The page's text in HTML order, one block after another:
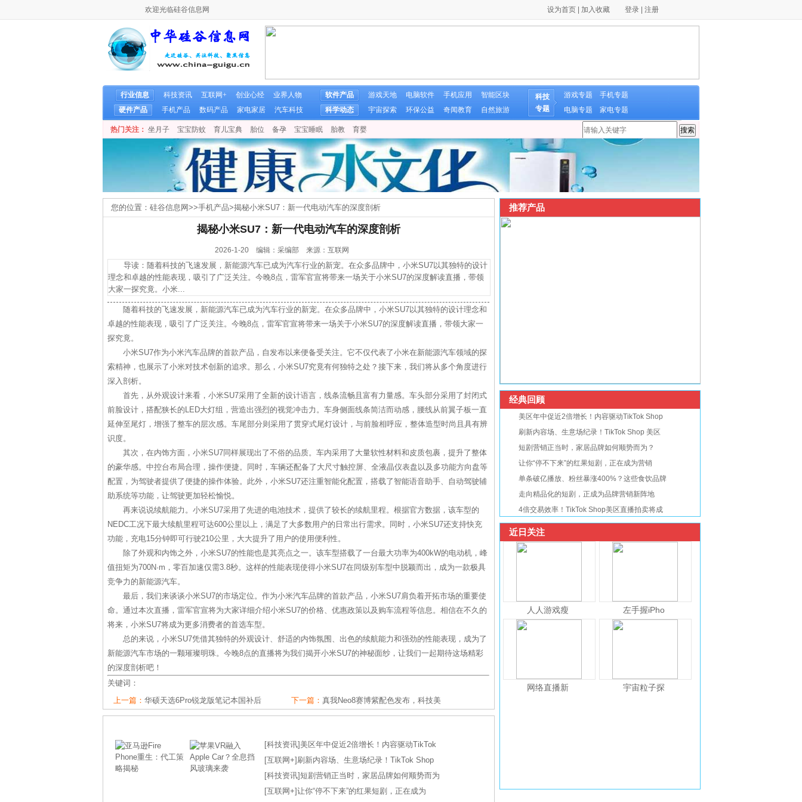
欢迎光临硅谷信息网 设为首页 加入收藏 登录 注册
行业信息 科技资讯 互联网+ 创业心经
业界人物
硬件产品
手机产品 数码产品 家电家居 汽车科技
软件产品 游戏天地 电脑软件 手机应用
智能区块
科学动态
宇宙探索 环保公益 奇闻教育 自然旅游
科技
专题
游戏专题
手机专题
电脑专题
家电专题
热门关注： 坐月子 宝宝防蚊 育儿宝典 胎位 备孕 宝宝睡眠 胎教 育婴
您的位置： 硅谷信息网>>手机产品>揭秘小米SU7：新一代电动汽车的深度剖析
揭秘小米SU7：新一代电动汽车的深度剖析
2026-1-20 编辑：采编部 来源：互联网
导读：随着科技的飞速发展，新能源汽车已成为汽车行业的新宠。在众多品牌中，小米SU7以其独特的设计
理念和卓越的性能表现，吸引了广泛关注。今晚8点，雷军官宣将带来一场关于小米SU7的深度解读直播，带领
大家一探究竟。小米...
随着科技的飞速发展，新能源汽车已成为汽车行业的新宠。在众多品牌中，小米SU7以其独特的设计理念和
卓越的性能表现，吸引了广泛关注。今晚8点，雷军官宣将带来一场关于小米SU7的深度解读直播，带领大家一
探究竟。
小米SU7作为小米汽车品牌的首款产品，自发布以来便备受关注。它不仅代表了小米在新能源汽车领域的探
索精神，也展示了小米对技术创新的追求。那么，小米SU7究竟有何独特之处？接下来，我们将从多个角度进行
深入剖析。
首先，从外观设计来看，小米SU7采用了全新的设计语言，线条流畅且富有力量感。车头部分采用了封闭式
前脸设计，搭配狭长的LED大灯组，营造出强烈的视觉冲击力。车身侧面线条简洁而动感，腰线从前翼子板一直
延伸至尾灯，增强了整车的层次感。车尾部分则采用了贯穿式尾灯设计，与前脸相呼应，整体造型时尚且具有辨
识度。
其次，在内饰方面，小米SU7同样展现出了不俗的品质。车内采用了大量软性材料和皮质包裹，提升了整体
的豪华感。中控台布局合理，操作便捷。同时，车辆还配备了大尺寸触控屏、全液晶仪表盘以及多功能方向盘等
配置，为驾驶者提供了便捷的操作体验。此外，小米SU7还注重智能化配置，搭载了智能语音助手、自动驾驶辅
助系统等功能，让驾驶更加轻松愉悦。
再来说说续航能力。小米SU7采用了先进的电池技术，提供了较长的续航里程。根据官方数据，该车型的
NEDC工况下最大续航里程可达600公里以上，满足了大多数用户的日常出行需求。同时，小米SU7还支持快充
功能，充电15分钟即可行驶210公里，大大提升了用户的使用便利性。
除了外观和内饰之外，小米SU7的性能也是其亮点之一。该车型搭载了一台最大功率为400kW的电动机，峰
值扭矩为700N·m，零百加速仅需3.8秒。这样的性能表现使得小米SU7在同级别车型中脱颖而出，成为一款极具
竞争力的新能源汽车。
最后，我们来谈谈小米SU7的市场定位。作为小米汽车品牌的首款产品，小米SU7肩负着开拓市场的重要使
命。通过本次直播，雷军官宣将为大家详细介绍小米SU7的价格、优惠政策以及购车流程等信息。相信在不久的
将来，小米SU7将成为更多消费者的首选车型。
总的来说，小米SU7凭借其独特的外观设计、舒适的内饰氛围、出色的续航能力和强劲的性能表现，成为了
新能源汽车市场的一颗璀璨明珠。今晚8点的直播将为我们揭开小米SU7的神秘面纱，让我们一起期待这场精彩
的深度剖析吧！
关键词：
上一篇： 华硕天选6Pro锐龙版笔记本国补后 下一篇： 真我Neo8赛博紫配色发布，科技美
[科技资讯] 美区年中促近2倍增长！内容驱动TikTok
[互联网+] 刷新内容场、生意场纪录！TikTok Shop
[科技资讯]短剧营销正当时，家居品牌如何顺势而为
[互联网+]让你“停不下来”的红果短剧，正在成为
推荐产品
经典回顾
美区年中促近2倍增长！内容驱动TikTok Shop
刷新内容场、生意场纪录！TikTok Shop 美区
短剧营销正当时，家居品牌如何顺势而为？
让你“停不下来”的红果短剧，正在成为营销
单条破亿播放、粉丝暴涨400%？这些食饮品牌
走向精品化的短剧，正成为品牌营销新阵地
4倍交易效率！TikTok Shop美区直播拍卖将成
近日关注
人人游戏瘦 左手握iPho
网络直播新 宇宙粒子探